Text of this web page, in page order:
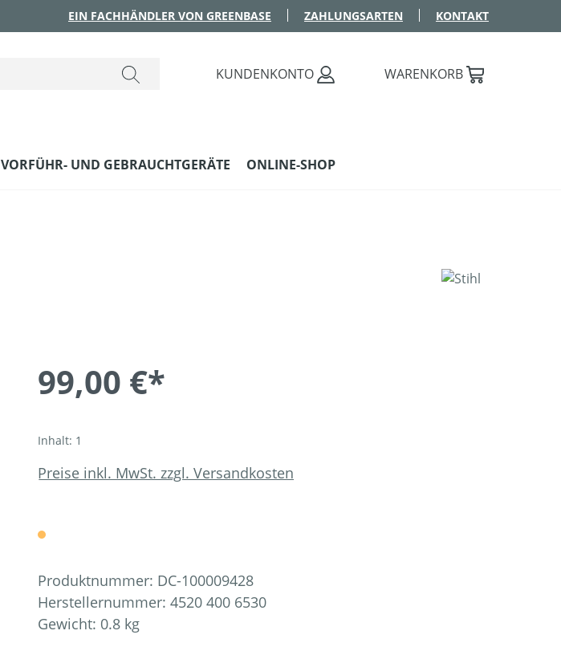
EIN FACHHÄNDLER VON GREENBASE ZAHLUNGSARTEN KONTAKT
KUNDENKONTO WARENKORB
VORFÜHR- UND GEBRAUCHTGERÄTE ONLINE-SHOP
99,00 €*
Inhalt: 1
Preise inkl. MwSt. zzgl. Versandkosten
Produktnummer: DC-100009428
Herstellernummer: 4520 400 6530
Gewicht: 0.8 kg